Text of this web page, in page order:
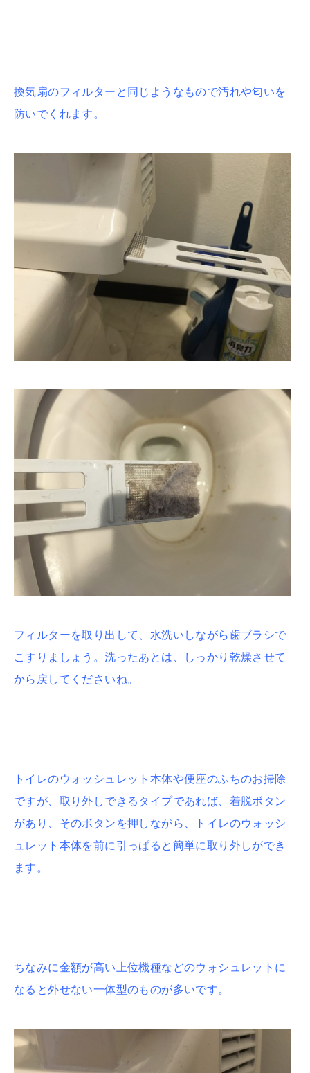
換気扇のフィルターと同じようなもので汚れや匂いを
防いでくれます。
フィルターを取り出して、水洗いしながら歯ブラシで
こすりましょう。洗ったあとは、
しっかり乾燥させて
から戻してくださいね。
トイレのウォッシュレット本体や便座のふちのお掃除
ですが、取り外しできるタイプであれば、着脱ボタン
があり、そのボタンを押しながら、トイレのウォッシ
ュレット本体を前に引っぱると簡単に取り外しができ
ます。
ちなみに金額が高い上位機種などのウォシュレットに
なると外せない一体型のものが多いです。